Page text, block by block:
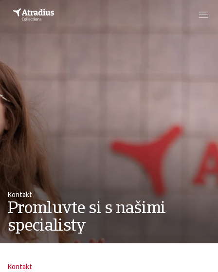
Kontakt
Promluvte si s našimi
specialisty
Kontakt